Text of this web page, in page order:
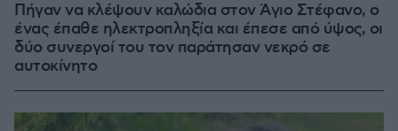
Πήγαν να κλέψουν καλώδια στον Άγιο Στέφανο, ο
ένας έπαθε ηλεκτροπληξία και έπεσε από ύψος, οι
δύο συνεργοί του τον παράτησαν νεκρό σε
αυτοκίνητο